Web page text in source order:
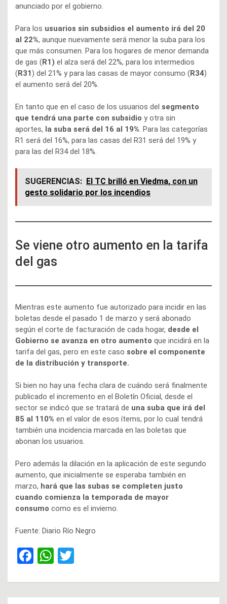
anunciado por el gobierno.
Para los usuarios sin subsidios el aumento irá del 20
al 22%, aunque nuevamente será menor la suba para los
que más consumen. Para los hogares de menor demanda
de gas (R1) el alza será del 22%, para los intermedios
(R31) del 21% y para las casas de mayor consumo (R34)
el aumento será del 20%.
En tanto que en el caso de los usuarios del segmento
que tendrá una parte con subsidio y otra sin
aportes, la suba será del 16 al 19%. Para las categorías
R1 será del 16%, para las casas del R31 será del 19% y
para las del R34 del 18%.
SUGERENCIAS: El TC brilló en Viedma, con un
gesto solidario por los incendios
Se viene otro aumento en la tarifa
del gas
Mientras este aumento fue autorizado para incidir en las
boletas desde el pasado 1 de marzo y será abonado
según el corte de facturación de cada hogar, desde el
Gobierno se avanza en otro aumento que incidirá en la
tarifa del gas, pero en este caso sobre el componente
de la distribución y transporte.
Si bien no hay una fecha clara de cuándo será finalmente
publicado el incremento en el Boletín Oficial, desde el
sector se indicó que se tratará de una suba que irá del
85 al 110% en el valor de esos ítems, por lo cual tendrá
también una incidencia marcada en las boletas que
abonan los usuarios.
Pero además la dilación en la aplicación de este segundo
aumento, que inicialmente se esperaba también en
marzo, hará que las subas se completen justo
cuando comienza la temporada de mayor
consumo como es el invierno.
Fuente: Diario Río Negro
F
ce
W
at tt